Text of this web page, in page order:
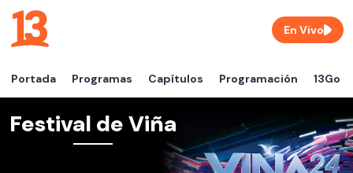
Portada Programas Capítulos Programación 13Go
En Vivo
Festival de Viña